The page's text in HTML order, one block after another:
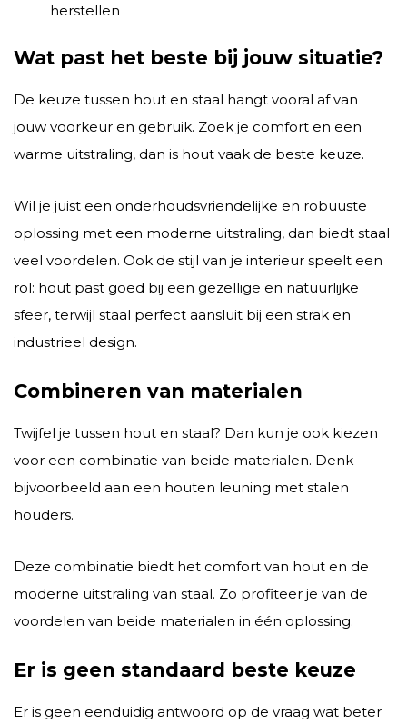
herstellen
Wat past het beste bij jouw situatie?
De keuze tussen hout en staal hangt vooral af van
jouw voorkeur en gebruik. Zoek je comfort en een
warme uitstraling, dan is hout vaak de beste keuze.
Wil je juist een onderhoudsvriendelijke en robuuste
oplossing met een moderne uitstraling, dan biedt staal
veel voordelen. Ook de stijl van je interieur speelt een
rol: hout past goed bij een gezellige en natuurlijke
sfeer, terwijl staal perfect aansluit bij een strak en
industrieel design.
Combineren van materialen
Twijfel je tussen hout en staal? Dan kun je ook kiezen
voor een combinatie van beide materialen. Denk
bijvoorbeeld aan een houten leuning met stalen
houders.
Deze combinatie biedt het comfort van hout en de
moderne uitstraling van staal. Zo profiteer je van de
voordelen van beide materialen in één oplossing.
Er is geen standaard beste keuze
Er is geen eenduidig antwoord op de vraag wat beter